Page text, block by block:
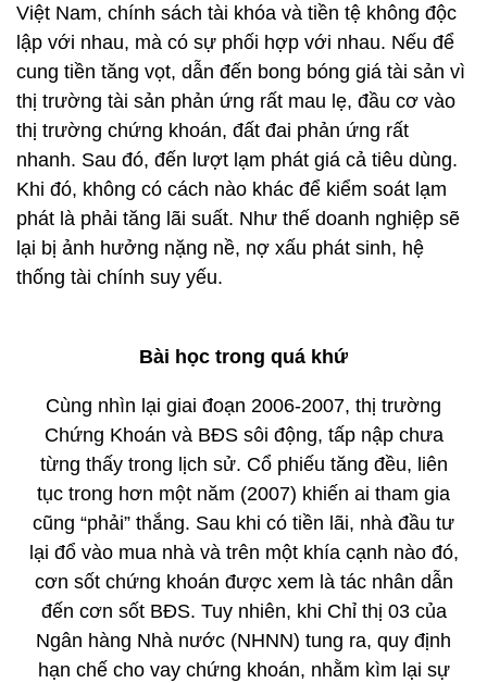
Việt Nam, chính sách tài khóa và tiền tệ không độc
lập với nhau, mà có sự phối hợp với nhau. Nếu để
cung tiền tăng vọt, dẫn đến bong bóng giá tài sản vì
thị trường tài sản phản ứng rất mau lẹ, đầu cơ vào
thị trường chứng khoán, đất đai phản ứng rất
nhanh. Sau đó, đến lượt lạm phát giá cả tiêu dùng.
Khi đó, không có cách nào khác để kiểm soát lạm
phát là phải tăng lãi suất. Như thế doanh nghiệp sẽ
lại bị ảnh hưởng nặng nề, nợ xấu phát sinh, hệ
thống tài chính suy yếu.
Bài học trong quá khứ
Cùng nhìn lại giai đoạn 2006-2007, thị trường
Chứng Khoán và BĐS sôi động, tấp nập chưa
từng thấy trong lịch sử. Cổ phiếu tăng đều, liên
tục trong hơn một năm (2007) khiến ai tham gia
cũng “phải” thắng. Sau khi có tiền lãi, nhà đầu tư
lại đổ vào mua nhà và trên một khía cạnh nào đó,
cơn sốt chứng khoán được xem là tác nhân dẫn
đến cơn sốt BĐS. Tuy nhiên, khi Chỉ thị 03 của
Ngân hàng Nhà nước (NHNN) tung ra, quy định
hạn chế cho vay chứng khoán, nhằm kìm lại sự